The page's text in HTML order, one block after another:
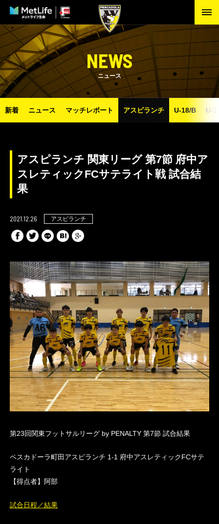
NEWS
ニュース
新着 ニュース マッチレポート アスピランチ U-18/B U-
アスピランチ 関東リーグ 第7節 府中ア
スレティックFCサテライト戦 試合結
果
2021.12.26 アスピランチ
第23回関東フットサルリーグ by PENALTY 第7節 試合結果
ペスカドーラ町田アスピランチ 1-1 府中アスレティックFCサテ
ライト
【得点者】阿部
試合日程／結果